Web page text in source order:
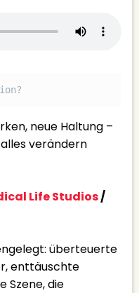
neue Haltung –
verändern
Life Studios/
überteuerte
enttäuschte
Szene, die